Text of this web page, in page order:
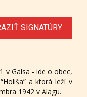
SIGNATÚRY
v Galsa - ide o obec,
a ktorá leží v
1942 v Alagu.